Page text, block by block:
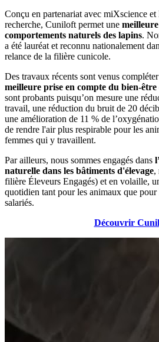
Conçu en partenariat avec miXscience
recherche, Cuniloft permet une
comportements naturels des lapins.
a été lauréat et reconnu nationalement
relance de la filière cunicole.
Des travaux récents sont venus
meilleure prise en compte du bien-être
sont probants puisqu’on mesure une
travail, une réduction du bruit de 20
une amélioration de 11 % de
de rendre l'air plus respirable pour les
femmes qui y travaillent.
Par ailleurs, nous sommes engagés dans
naturelle dans les bâtiments d'élevage,
filière Éleveurs Engagés) et en volaille,
quotidien tant pour les animaux que pour
salariés.
Découvrir